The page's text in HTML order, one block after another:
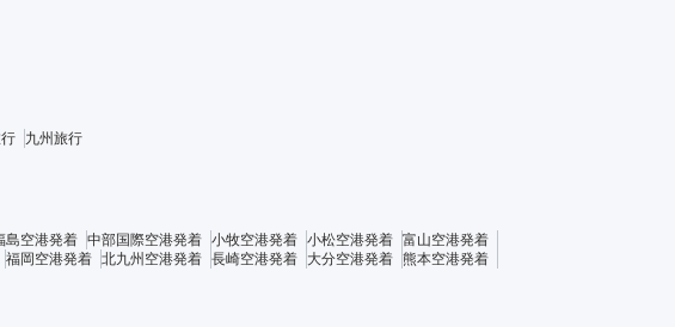
九州旅行
島空港発着 中部国際空港発着 小牧空港発着 小松空港発着 富山空港発着
福岡空港発着 北九州空港発着 長崎空港発着 大分空港発着 熊本空港発着